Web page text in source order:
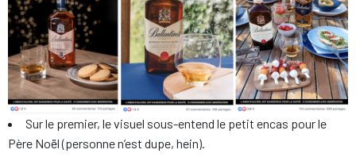
Sur le premier, le visuel sous-entend le petit encas pour le
Père Noël (personne n’est dupe, hein).